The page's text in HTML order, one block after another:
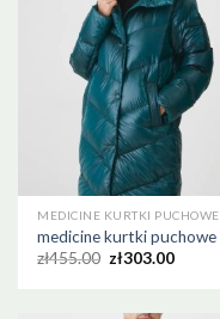
MEDICINE KURTKI PUCHOWE
medicine kurtki puchowe
zł455.00 zł303.00